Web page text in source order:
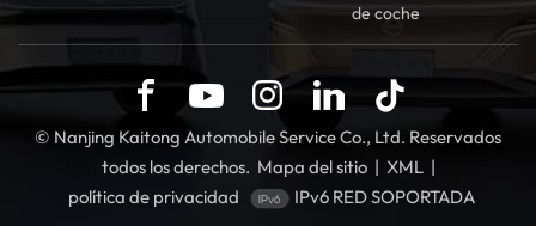
de coche
© Nanjing Kaitong Automobile Service Co., Ltd. Reservados
todos los derechos. Mapa del sitio | XML |
política de privacidad
IPv6 RED SOPORTADA